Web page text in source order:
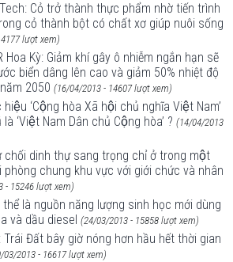
Cỏ trở thành thực phẩm nhờ tiến trình
cỏ thành bột có chất xơ giúp nuôi sống
lượt xem)
Hoa Kỳ: Giảm khí gây ô nhiễm ngắn hạn sẽ
biển dâng lên cao và giảm 50% nhiệt độ
2050 (16/04/2013 - 14607 lượt xem)
‘Cộng hòa Xã hội chủ nghĩa Việt Nam’
‘Việt Nam Dân chủ Cộng hòa’ ? (14/04/2013
chối dinh thự sang trọng chỉ ở trong một
chung khu vực với giới chức và nhân
- 15246 lượt xem)
là nguồn năng lượng sinh học mới dùng
và dầu diesel (24/03/2013 - 15858 lượt xem)
Trái Đất bây giờ nóng hơn hầu hết thời gian
03/2013 - 16617 lượt xem)